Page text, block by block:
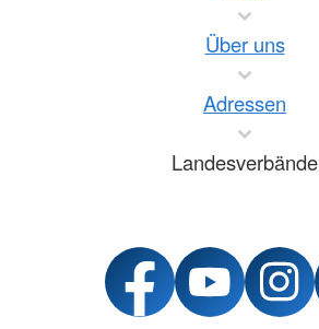
Über uns
Adressen
Landesverbände